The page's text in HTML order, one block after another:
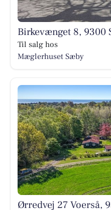
Birkevænget 8, 9300
Til salg hos
Mæglerhuset Sæby
Ørredvej 27 Voerså,